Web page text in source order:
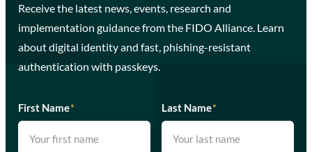
Receive the latest news, events, research and
implementation guidance from the FIDO Alliance. Learn
about digital identity and fast, phishing-resistant
authentication with passkeys.
First Name* Last Name*